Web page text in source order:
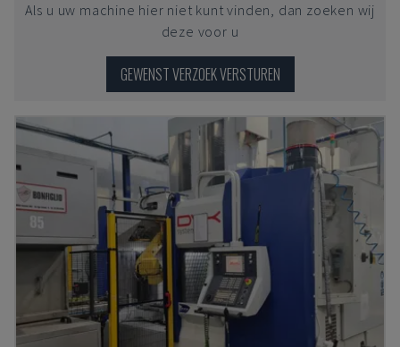
Als u uw machine hier niet kunt vinden, dan zoeken wij
deze voor u
GEWENST VERZOEK VERSTUREN